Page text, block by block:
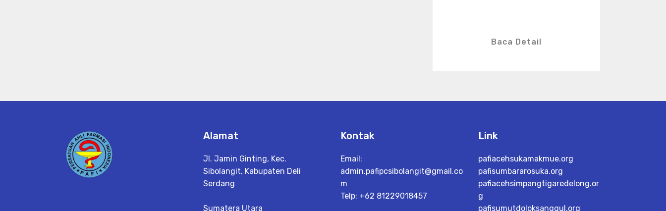
Baca Detail
Alamat
Jl. Jamin Ginting, Kec.
Sibolangit, Kabupaten Deli
Serdang
Sumatera Utara
Kontak
Email:
admin.pafipcsibolangit@gmail.co
m
Telp: +62 81229018457
Link
pafiacehsukamakmue.org
pafisumbararosuka.org
pafiacehsimpangtigaredelong.or
g
pafisumutdoloksanggul.org